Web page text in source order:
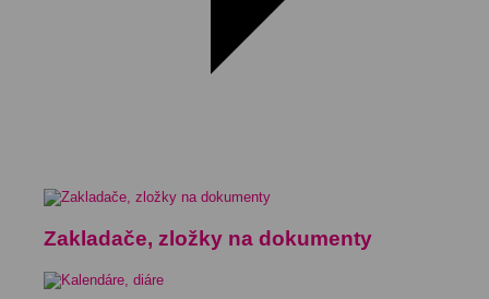
Zakladače, zložky na dokumenty